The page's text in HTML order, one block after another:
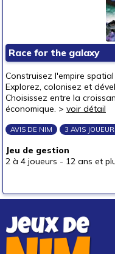
Race for the galaxy
Construisez l'empire
Explorez, colonisez et
Choisissez entre la
économique. > voir détail
AVIS DE NIM 3 AVIS
Jeu de gestion
2 à 4 joueurs - 12 ans et